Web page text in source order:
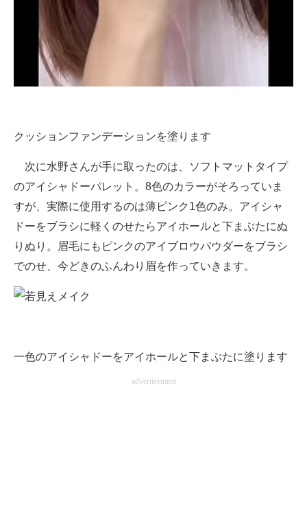
クッションファンデーションを塗ります
次に水野さんが手に取ったのは、ソフトマットタイプ
のアイシャドーパレット。8色のカラーがそろっていま
すが、実際に使用するのは薄ピンク1色のみ。アイシャ
ドーをブラシに軽くのせたらアイホールと下まぶたにぬ
りぬり。眉毛にもピンクのアイブロウパウダーをブラシ
でのせ、今どきのふんわり眉を作っていきます。
一色のアイシャドーをアイホールと下まぶたに塗ります
advertisement